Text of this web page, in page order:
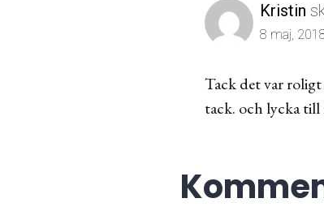
Kristin
8 maj,
Tack det var
tack. och lycka till